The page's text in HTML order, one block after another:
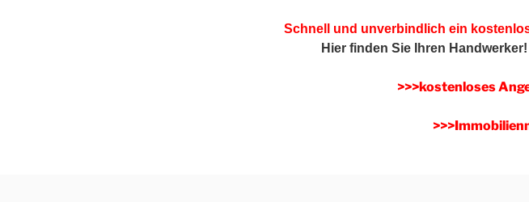
Schnell und unverbindlich ein
Hier finden Sie Ihren Handwerker!
>>>kostenloses